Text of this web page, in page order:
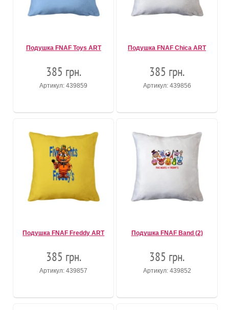
Подушка FNAF Toys ART
385 грн.
Артикул: 439859
Подушка FNAF Chica ART
385 грн.
Артикул: 439856
Подушка FNAF Freddy ART
385 грн.
Артикул: 439857
Подушка FNAF Band (2)
385 грн.
Артикул: 439852